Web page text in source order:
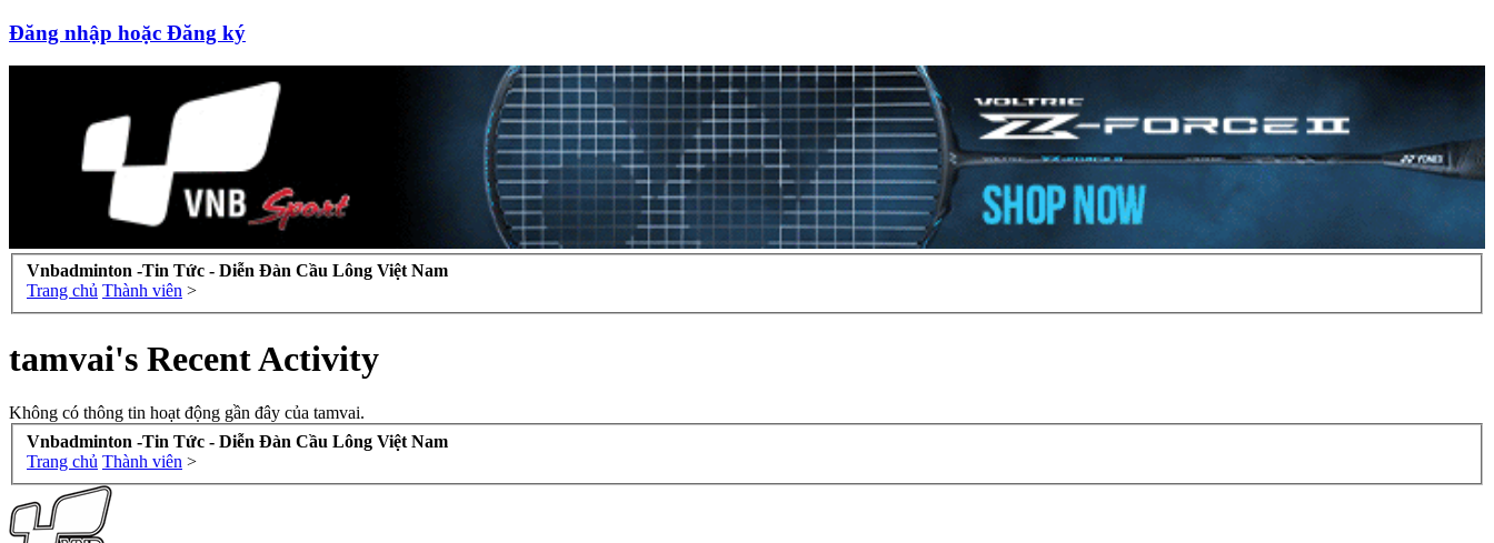
Đăng nhập hoặc Đăng ký
Vnbadminton -Tin Tức - Diễn Đàn Cầu Lông Việt Nam
Trang chủ Thành viên >
tamvai's Recent Activity
Không có thông tin hoạt động gần đây của tamvai.
Vnbadminton -Tin Tức - Diễn Đàn Cầu Lông Việt Nam
Trang chủ Thành viên >